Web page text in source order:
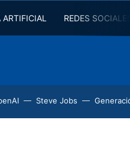
REDES
Steve Jobs